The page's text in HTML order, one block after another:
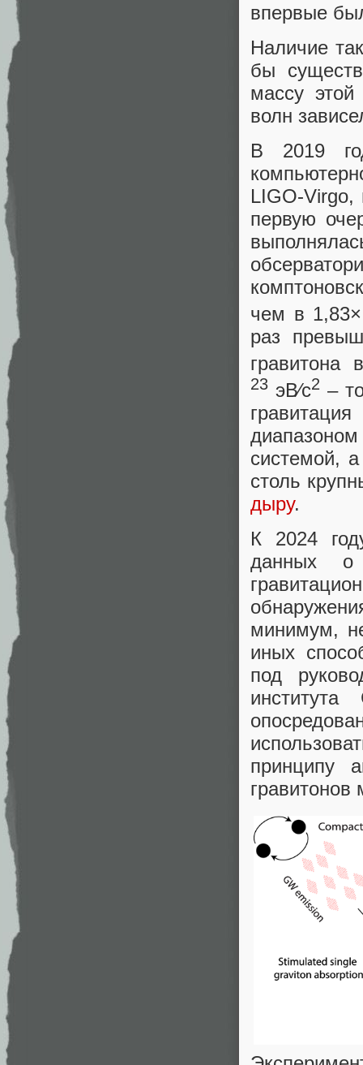
впервые
Наличие
бы
массу этой
волн
В 2019
LIGO-
первую
чем в
раз
23 эВ⁄c2 –
системой, а
столь
дыру.
К 2024
данных о
минимум,
иных
под
принципу